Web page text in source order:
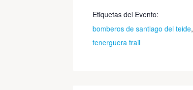
Etiquetas del Evento:
bomberos de santiago del teide,
tenerguera trail